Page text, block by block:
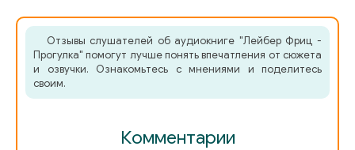
Отзывы слушателей об аудиокниге "Лейбер Фриц -
Прогулка" помогут лучше понять впечатления от сюжета
и озвучки. Ознакомьтесь с мнениями и поделитесь
своим.
Комментарии